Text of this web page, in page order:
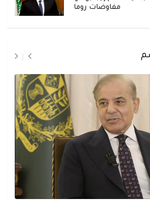
مفاوضات روما